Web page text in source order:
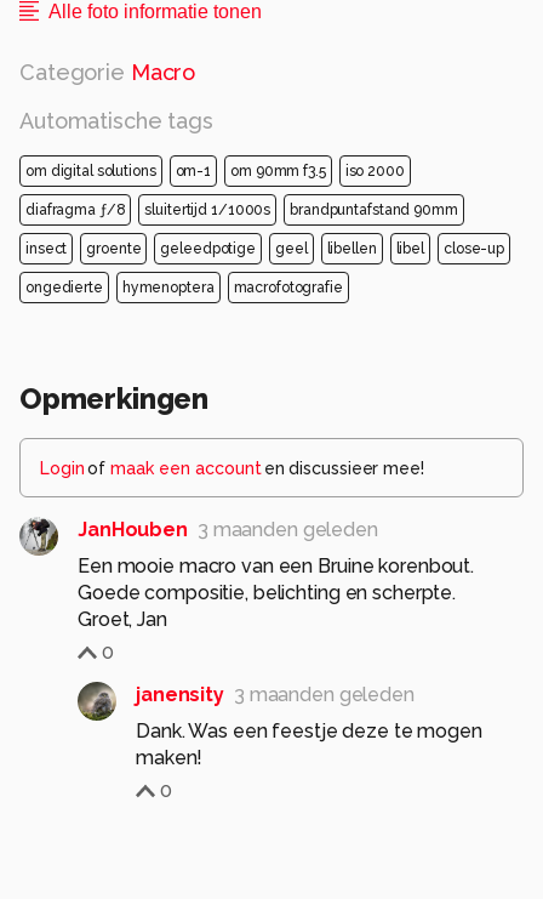
Alle foto informatie tonen
Categorie Macro
Automatische tags
om digital solutions om-1 om 90mm f3.5 iso 2000
diafragma ƒ/8 sluitertijd 1/1000s brandpuntafstand 90mm
insect groente geleedpotige geel libellen libel close-up
ongedierte hymenoptera macrofotografie
Opmerkingen
Loginof maak een account en discussieer mee!
JanHouben 3 maanden geleden
Een mooie macro van een Bruine korenbout.
Goede compositie, belichting en scherpte.
Groet, Jan
0
janensity 3 maanden geleden
Dank. Was een feestje deze te mogen
maken!
0